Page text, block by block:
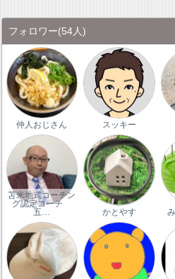
フォロワー(54人)
仲人おじさん スッキー
苫米地式コーチン
グ認定コーチ
五…
かとやす